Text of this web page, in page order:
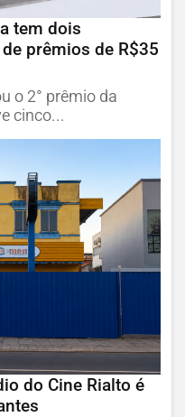
tem dois
prêmios de R$35
o 2° prêmio da
cinco...
do Cine Rialto é